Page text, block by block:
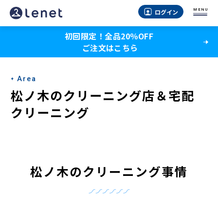
松
ノ
の
ク
リ
ー
ログイン MENU
初回限定！全品20％OFF
ご注文はこちら
Area
松ノ木のクリーニング店＆宅配
クリーニング
松ノ木のクリーニング事情